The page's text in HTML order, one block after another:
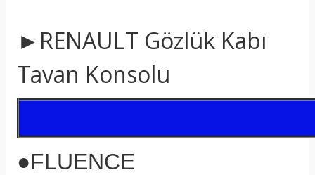
►RENAULT Gözlük Kabı
Tavan Konsolu
●FLUENCE